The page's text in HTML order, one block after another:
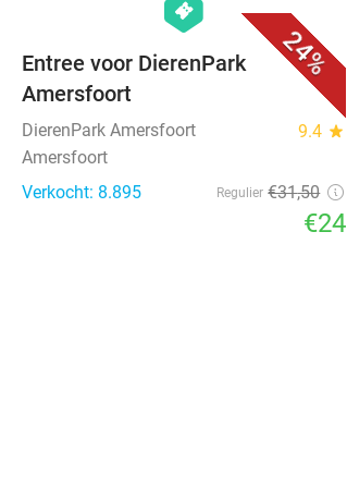
24%
hexagon
events
Entree voor DierenPark
Amersfoort
DierenPark Amersfoort 9.4 star
Amersfoort
Verkocht: 8.895
Regulier €31,50
€24